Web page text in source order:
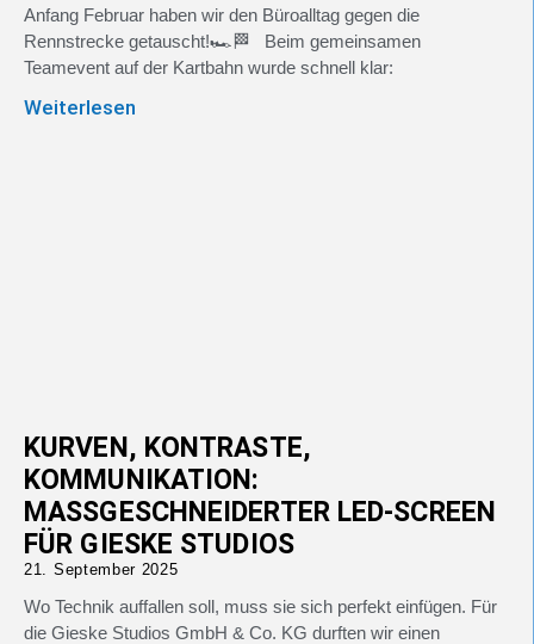
Anfang Februar haben wir den Büroalltag gegen die
Rennstrecke getauscht!🏎️🏁 Beim gemeinsamen
Teamevent auf der Kartbahn wurde schnell klar:
Weiterlesen
KURVEN, KONTRASTE,
KOMMUNIKATION:
MASSGESCHNEIDERTER LED-SCREEN F
ÜR GIESKE STUDIOS
21. September 2025
Wo Technik auffallen soll, muss sie sich perfekt einfügen. Für
die Gieske Studios GmbH & Co. KG durften wir einen